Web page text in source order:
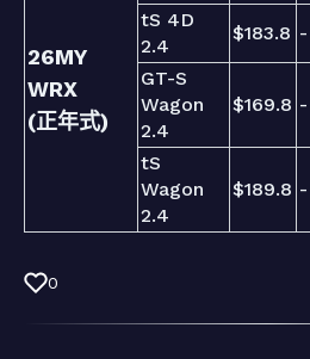
26MY
WRX
(正年式)
tS 4D
2.4
$183.8 -
GT-S
Wagon
2.4
$169.8 -
tS
Wagon
2.4
$189.8 -
0